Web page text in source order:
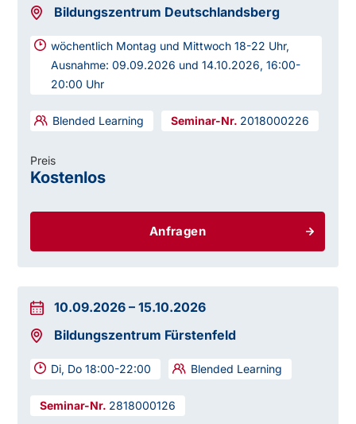
Bildungszentrum Deutschlandsberg
wöchentlich Montag und Mittwoch 18-22 Uhr,
Ausnahme: 09.09.2026 und 14.10.2026, 16:00-
20:00 Uhr
Blended Learning 2018000226
Anfragen
Preis
Kostenlos
10.09.2026 –15.10.2026
Bildungszentrum Fürstenfeld
Di, Do 18:00-22:00 Blended Learning
2818000126